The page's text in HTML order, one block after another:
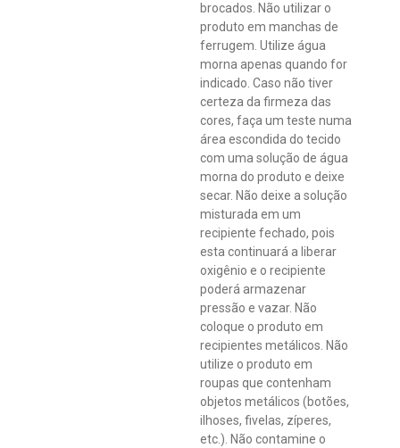
brocados. Não utilizar o
produto em manchas de
ferrugem. Utilize água
morna apenas quando for
indicado. Caso não tiver
certeza da firmeza das
cores, faça um teste numa
área escondida do tecido
com uma solução de água
morna do produto e deixe
secar. Não deixe a solução
misturada em um
recipiente fechado, pois
esta continuará a liberar
oxigênio e o recipiente
poderá armazenar
pressão e vazar. Não
coloque o produto em
recipientes metálicos. Não
utilize o produto em
roupas que contenham
objetos metálicos (botões,
ilhoses, fivelas, zíperes,
etc.). Não contamine o